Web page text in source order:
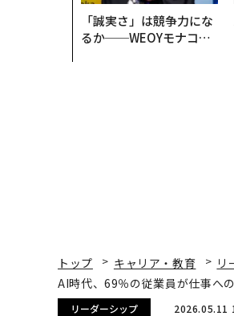
「誠実さ」は競争力にな
るか──WEOYモナコで
トップ キャリア・教育
リ
AI時代、69％の従業員が仕事へ
リーダーシップ 2026.05.11